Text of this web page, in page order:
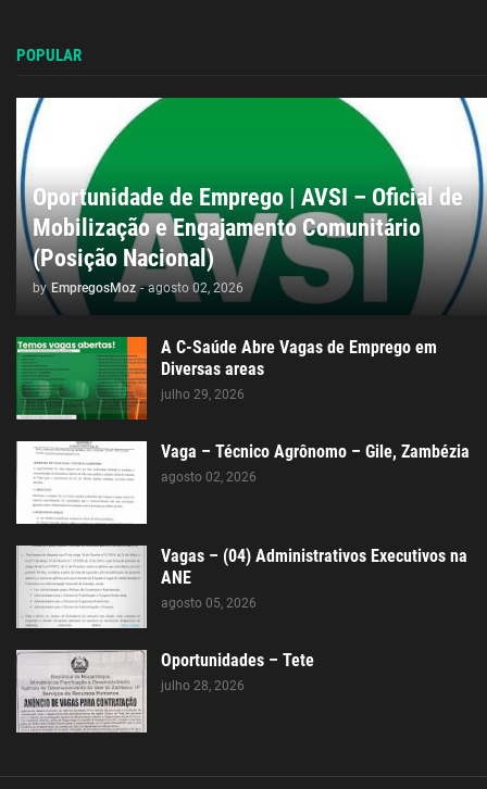
POPULAR
Oportunidade de Emprego | AVSI – Oficial de
Mobilização e Engajamento Comunitário
(Posição Nacional)
by EmpregosMoz - agosto 02, 2026
A C-Saúde Abre Vagas de Emprego em
Diversas areas
julho 29, 2026
Vaga – Técnico Agrônomo – Gile, Zambézia
agosto 02, 2026
Vagas – (04) Administrativos Executivos na
ANE
agosto 05, 2026
Oportunidades – Tete
julho 28, 2026